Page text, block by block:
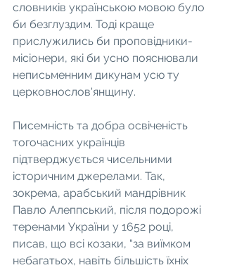
словників українською мовою було
би безглуздим. Тоді краще
прислужились би проповідники-
місіонери, які би усно пояснювали
неписьменним дикунам усю ту
церковнослов'янщину.
Писемність та добра освіченість
тогочасних українців
підтверджується чисельними
історичним джерелами. Так,
зокрема, арабський мандрівник
Павло Алеппський, після подорожі
теренами України у 1652 році,
писав, що всі козаки, “за виїмком
небагатьох, навіть більшість їхніх